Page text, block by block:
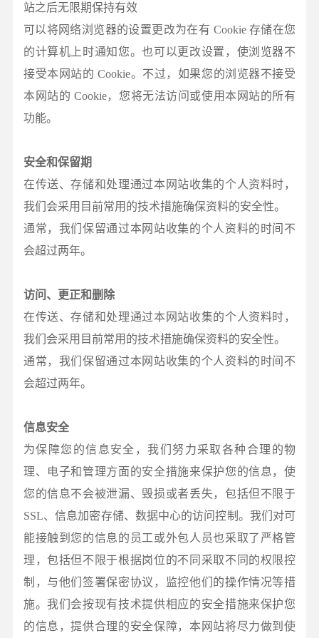
站之后无限期保持有效
可以将网络浏览器的设置更改为在有 Cookie 存储在您
的计算机上时通知您。也可以更改设置，使浏览器不
接受本网站的 Cookie。不过，如果您的浏览器不接受
本网站的 Cookie，您将无法访问或使用本网站的所有
功能。
安全和保留期
在传送、存储和处理通过本网站收集的个人资料时，
我们会采用目前常用的技术措施确保资料的安全性。
通常，我们保留通过本网站收集的个人资料的时间不
会超过两年。
访问、更正和删除
在传送、存储和处理通过本网站收集的个人资料时，
我们会采用目前常用的技术措施确保资料的安全性。
通常，我们保留通过本网站收集的个人资料的时间不
会超过两年。
信息安全
为保障您的信息安全，我们努力采取各种合理的物
理、电子和管理方面的安全措施来保护您的信息，使
您的信息不会被泄漏、毁损或者丢失，包括但不限于
SSL、信息加密存储、数据中心的访问控制。我们对可
能接触到您的信息的员工或外包人员也采取了严格管
理，包括但不限于根据岗位的不同采取不同的权限控
制，与他们签署保密协议，监控他们的操作情况等措
施。我们会按现有技术提供相应的安全措施来保护您
的信息，提供合理的安全保障，本网站将尽力做到使